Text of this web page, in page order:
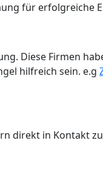
für erfolgreiche
Diese Firmen
hilfreich sein. e.g
direkt in Kontakt